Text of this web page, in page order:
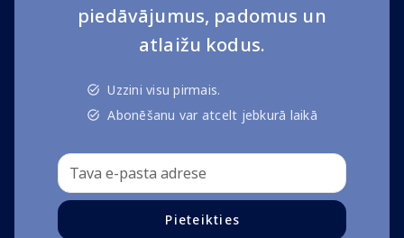
piedāvājumus, padomus un
atlaižu kodus.
Uzzini visu pirmais.
Abonēšanu var atcelt jebkurā laikā
Pieteikties